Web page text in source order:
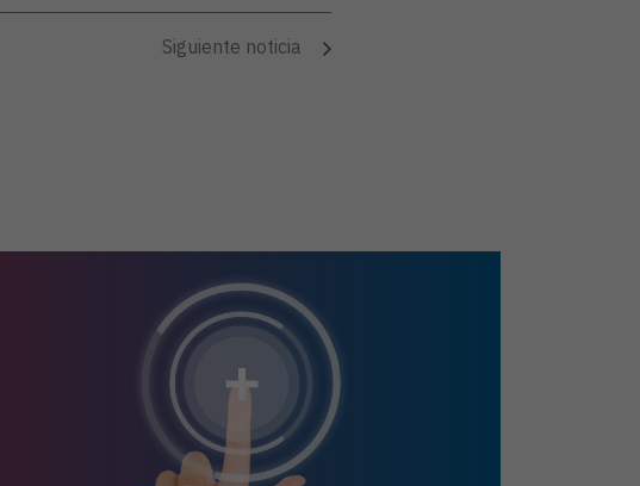
Siguiente noticia